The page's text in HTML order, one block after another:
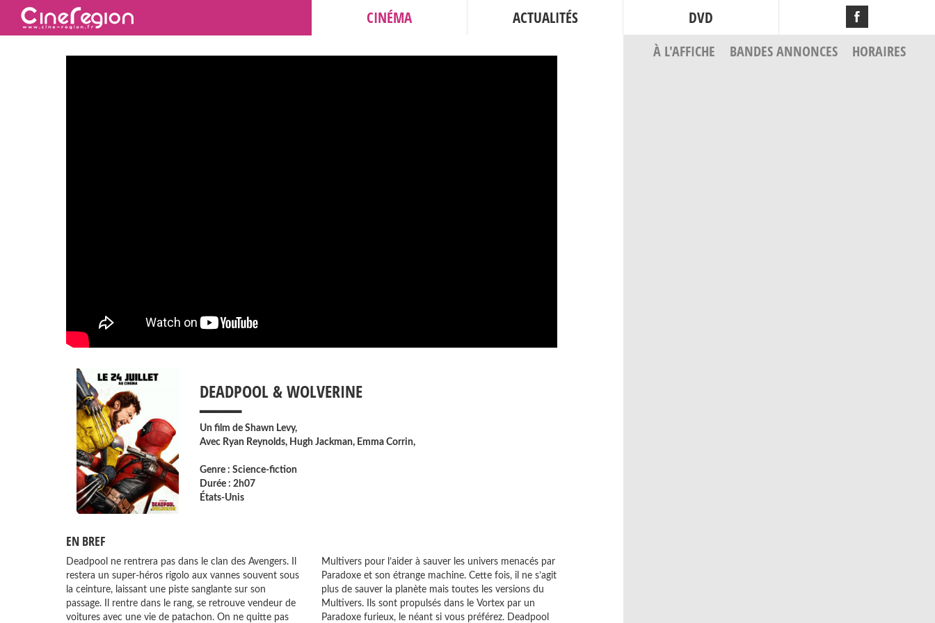
CINÉMA ACTUALITÉS DVD
DEADPOOL & WOLVERINE
___
Un film de Shawn Levy,
Avec Ryan Reynolds, Hugh Jackman, Emma Corrin,
Genre : Science-fiction
Durée : 2h07
États-Unis
EN BREF
Deadpool ne rentrera pas dans le clan des Avengers. Il
restera un super-héros rigolo aux vannes souvent sous
la ceinture, laissant une piste sanglante sur son
passage. Il rentre dans le rang, se retrouve vendeur de
voitures avec une vie de patachon. On ne quitte pas
Multivers pour l’aider à sauver les univers menacés par
Paradoxe et son étrange machine. Cette fois, il ne s’agit
plus de sauver la planète mais toutes les versions du
Multivers. Ils sont propulsés dans le Vortex par un
Paradoxe furieux, le néant si vous préférez. Deadpool
À L'AFFICHE BANDES ANNONCES HORAIRES